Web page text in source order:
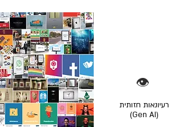
👁️
רעיונאות חזותית
(Gen AI)